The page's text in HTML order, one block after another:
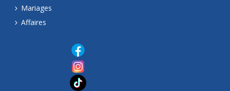
Mariages
Affaires